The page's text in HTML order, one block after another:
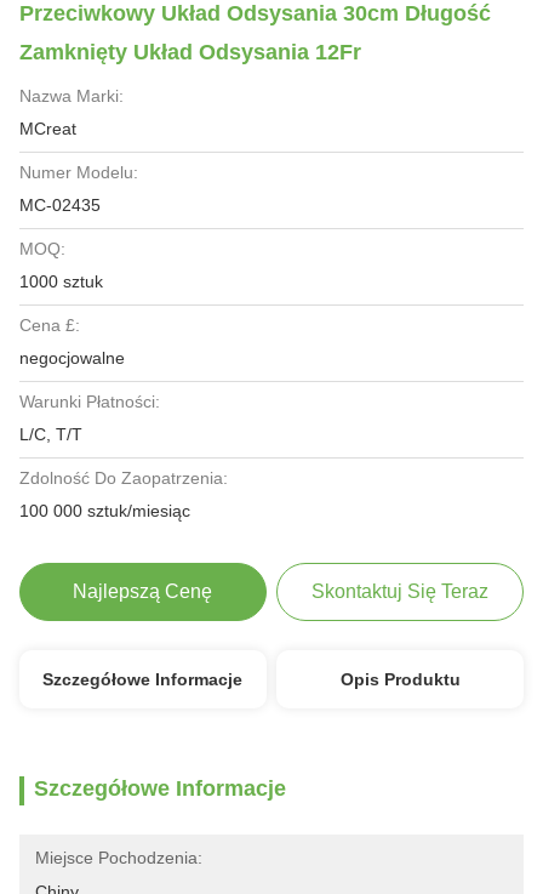
Przeciwkowy Układ Odsysania 30cm Długość
Zamknięty Układ Odsysania 12Fr
Nazwa Marki:
MCreat
Numer Modelu:
MC-02435
MOQ:
1000 sztuk
Cena £:
negocjowalne
Warunki Płatności:
L/C, T/T
Zdolność Do Zaopatrzenia:
100 000 sztuk/miesiąc
Najlepszą Cenę Skontaktuj Się Teraz
Szczegółowe Informacje Opis Produktu
Szczegółowe Informacje
Miejsce Pochodzenia: